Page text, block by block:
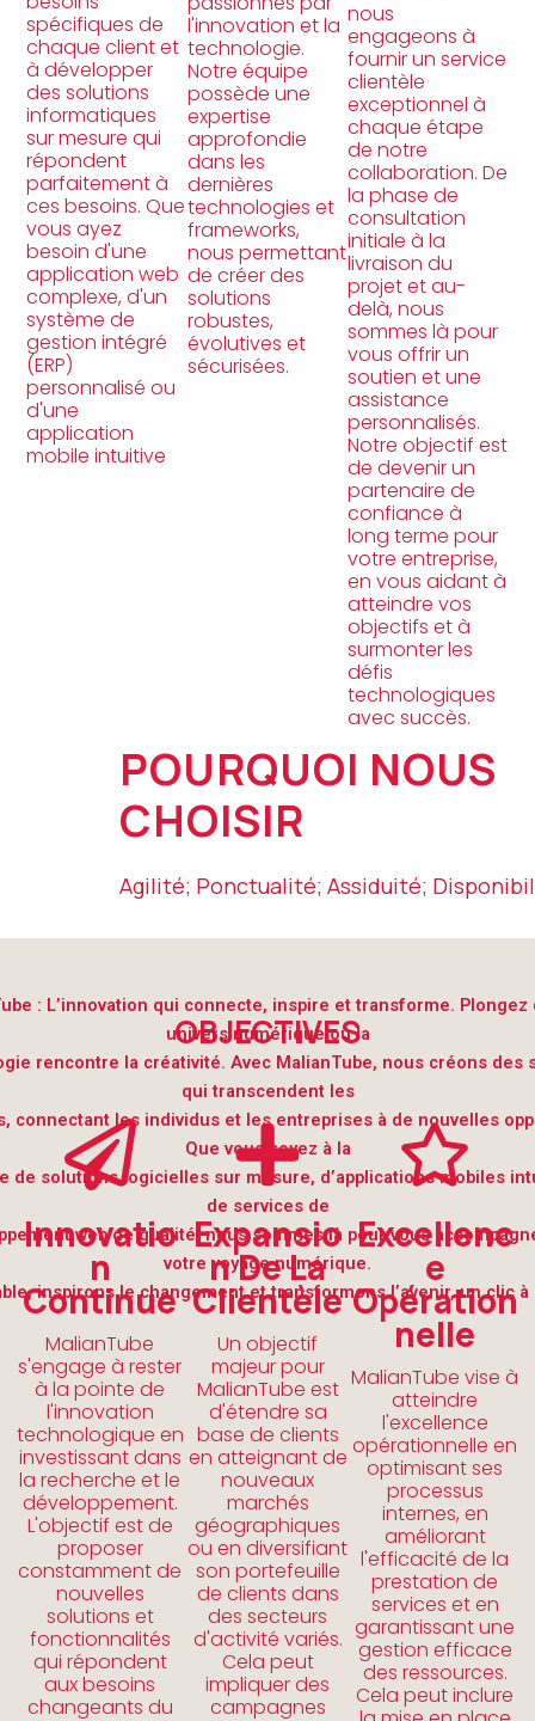
spécifiques de
chaque client et
à développer
des solutions
informatiques
sur mesure qui
répondent
parfaitement à
ces besoins. Que
vous ayez
besoin d'une
application web
complexe, d'un
système de
gestion intégré
(ERP)
personnalisé ou
d'une
application
mobile intuitive
l'innovation et la
technologie.
Notre équipe
possède une
expertise
approfondie
dans les
dernières
technologies et
frameworks,
nous permettant
de créer des
solutions
robustes,
évolutives et
sécurisées.
nous
engageons à
fournir un service
clientèle
exceptionnel à
chaque étape
de notre
collaboration. De
la phase de
consultation
initiale à la
livraison du
projet et au-
delà, nous
sommes là pour
vous offrir un
soutien et une
assistance
personnalisés.
Notre objectif est
de devenir un
partenaire de
confiance à
long terme pour
votre entreprise,
en vous aidant à
atteindre vos
objectifs et à
surmonter les
défis
technologiques
avec succès.
POURQUOI NOUS
CHOISIR
Agilité; Ponctualité; Assiduité;
OBJECTIVES
: L’innovation qui connecte, inspire et transforme. Plongez
univers numérique où la
rencontre la créativité. Avec MalianTube, nous créons des
qui transcendent les
connectant les individus et les entreprises à de nouvelles
Que vous soyez à la
de solutions logicielles sur mesure, d’applications mobiles
de services de
web de qualité, nous sommes là pour vous
votre voyage numérique.
inspirons le changement et transformons l’avenir, un clic à
Innovatio
N
Continue
MalianTube
s'engage à rester
à la pointe de
l'innovation
technologique en
investissant dans
la recherche et le
développement.
L'objectif est de
proposer
constamment de
nouvelles
solutions et
fonctionnalités
qui répondent
aux besoins
changeants du
Expansio
N De La
Clientèle
Un objectif
majeur pour
MalianTube est
d'étendre sa
base de clients
en atteignant de
nouveaux
marchés
géographiques
ou en diversifiant
son portefeuille
de clients dans
des secteurs
d'activité variés.
Cela peut
impliquer des
campagnes
Excellenc
E
Opération
Nelle
MalianTube vise à
atteindre
l'excellence
opérationnelle en
optimisant ses
processus
internes, en
améliorant
l'efficacité de la
prestation de
services et en
garantissant une
gestion efficace
des ressources.
Cela peut inclure